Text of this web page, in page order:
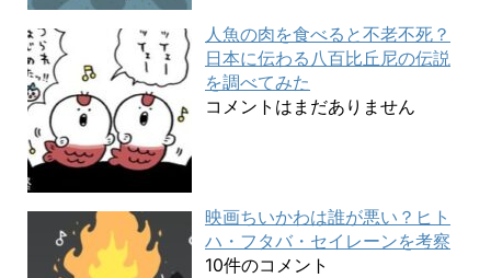
人魚の肉を食べると不老不死？
日本に伝わる八百比丘尼の伝説
を調べてみた
コメントはまだありません
映画ちいかわは誰が悪い？ヒト
ハ・フタバ・セイレーンを考察
10件のコメント